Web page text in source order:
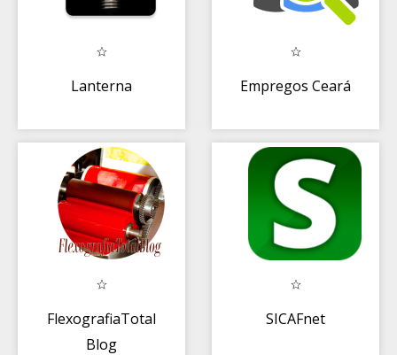
Lanterna Empregos Ceará
FlexografiaTotal
Blog
SICAFnet